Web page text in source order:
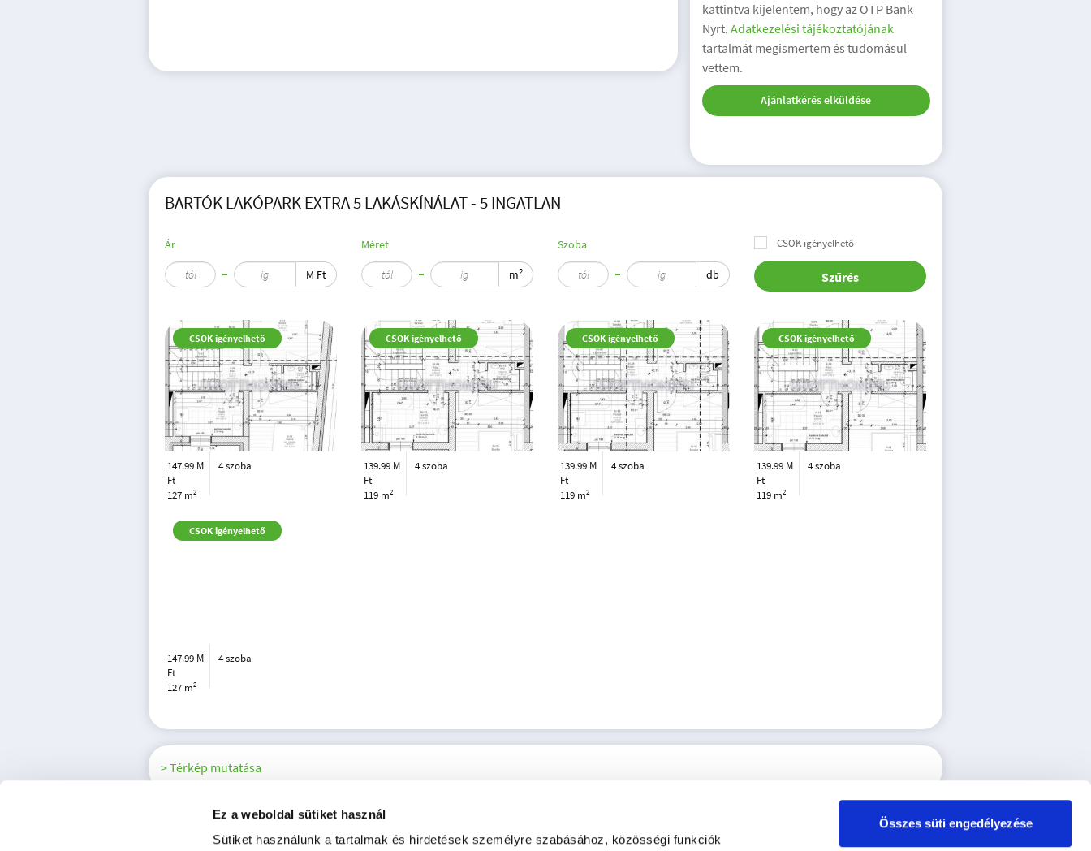
Ez a weboldal sütiket használ
Sütiket használunk a tartalmak és hirdetések személyre szabásához, közösségi funkciók
Összes süti engedélyezése
kattintva kijelentem, hogy az OTP Bank
Nyrt. Adatkezelési tájékoztatójának
tartalmát megismertem és tudomásul
vettem.
Ajánlatkérés elküldése
BARTÓK LAKÓPARK EXTRA 5 LAKÁSKÍNÁLAT - 5 INGATLAN
Ár
M Ft
Méret
m2
Szoba
db
CSOK igényelhető
Szűrés
CSOK igényelhető
147.99 M
Ft
127 m2
4 szoba
CSOK igényelhető
139.99 M
Ft
119 m2
4 szoba
CSOK igényelhető
139.99 M
Ft
119 m2
4 szoba
CSOK igényelhető
139.99 M
Ft
119 m2
4 szoba
CSOK igényelhető
147.99 M
Ft
127 m2
4 szoba
> Térkép mutatása